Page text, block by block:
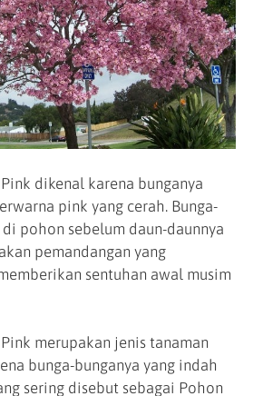
dikenal karena bunganya
pink yang cerah. Bunga-
pohon sebelum daun-daunnya
pemandangan yang
sentuhan awal musim
merupakan jenis tanaman
bunga-bunganya yang indah
sering disebut sebagai Pohon